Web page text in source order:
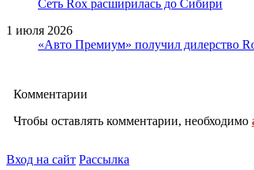
Сеть Rox расширилась до Сибири
1 июля 2026
«Авто Премиум» получил дилерство
Комментарии
Чтобы оставлять комментарии, необходимо
Вход на сайт Рассылка